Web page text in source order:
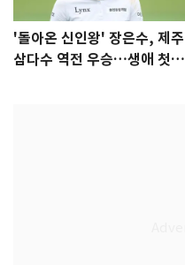
'돌아온 신인왕' 장은수, 제주
삼다수 역전 우승…생애 첫승